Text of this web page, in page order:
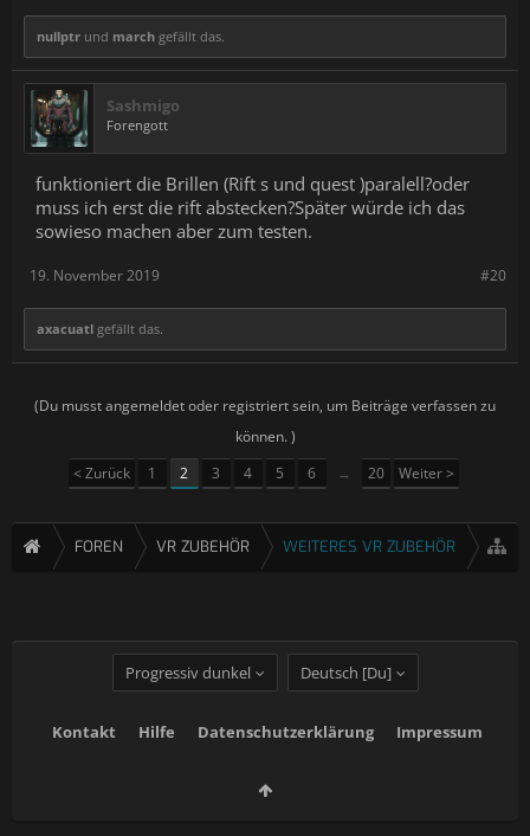
nullptr und march gefällt das.
Sashmigo
Forengott
funktioniert die Brillen (Rift s und quest )paralell?oder
muss ich erst die rift abstecken?Später würde ich das
sowieso machen aber zum testen.
#20
19. November 2019
axacuatl gefällt das.
(Du musst angemeldet oder registriert sein, um Beiträge verfassen zu
können. )
< Zurück
1 2 3 4 5 6 → 20 Weiter >
FOREN VR ZUBEHÖR WEITERES VR ZUBEHÖR
Progressiv dunkel Deutsch [Du]
Kontakt Hilfe Datenschutzerklärung Impressum